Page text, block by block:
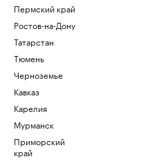
Пермский край
Ростов-на-Дону
Татарстан
Тюмень
Черноземье
Кавказ
Карелия
Мурманск
Приморский
край